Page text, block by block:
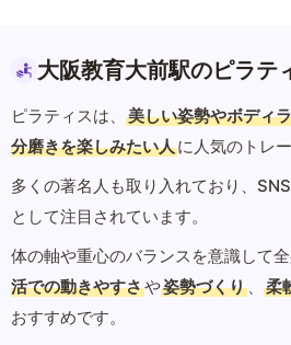
大阪教育大前駅のピラテ
ピラティスは、 美しい姿勢やボディ
分磨きを楽しみたい人に人気のトレ
多くの著名人も取り入れており、
として注目されています。
体の軸や重心のバランスを意識して全
活での動きやすさや姿勢づくり 、 柔
おすすめです。